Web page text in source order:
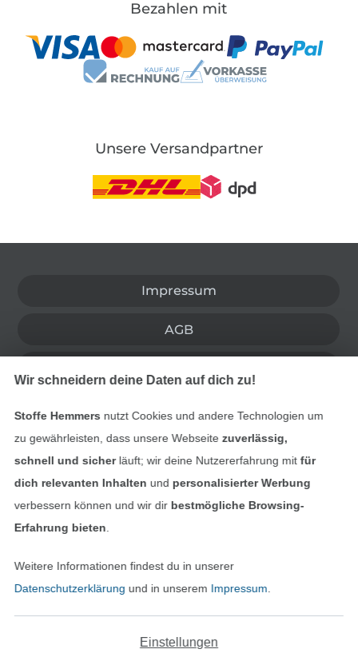
Bezahlen mit
Unsere Versandpartner
Impressum
AGB
Kontakt
Bestellung widerrufen
Finde mehr Inspiration
Wir schneidern deine Daten auf dich zu!
Stoffe Hemmers nutzt Cookies und andere Technologien um
zu gewährleisten, dass unsere Webseite zuverlässig,
schnell und sicherläuft; wir deine Nutzererfahrung mitfür
dich relevanten Inhalten und personalisierter Werbung
verbessern können und wir dir bestmögliche Browsing-
Erfahrung bieten
Weitere Informationen findest du in unserer
Datenschutzerklärung und in unserem Impressum
Einstellungen